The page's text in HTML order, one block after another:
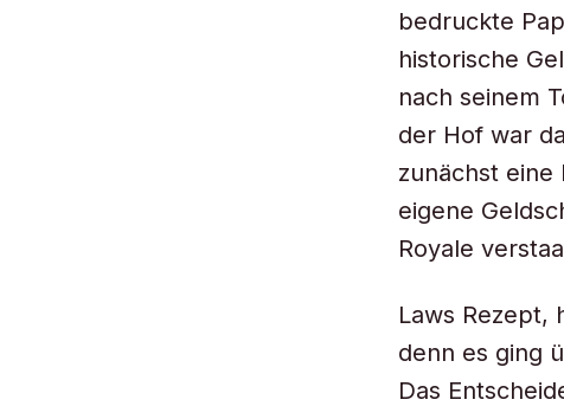
bedruckte
historische
nach seinem
der Hof war
zunächst eine
eigene
Royale
Laws Rezept,
denn es ging
Das